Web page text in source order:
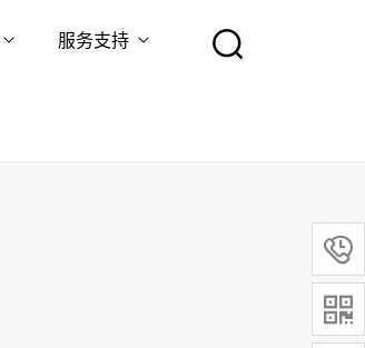
服务支持

